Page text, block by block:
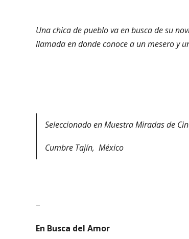
Una chica de pueblo va en busca de su
llamada en donde conoce a un mesero y
Seleccionado en Muestra Miradas de
Cumbre Tajín, México
–
En Busca del Amor